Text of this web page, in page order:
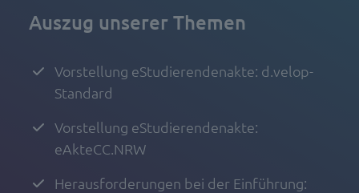
Auszug unserer Themen
Vorstellung eStudierendenakte: d.velop-
Standard
Vorstellung eStudierendenakte:
eAkteCC.NRW
Herausforderungen bei der Einführung: